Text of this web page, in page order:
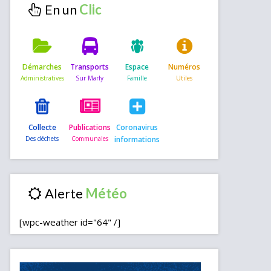
En un
Démarches Transports Espace Numéros
Collecte Publications Coronavirus
informations
Alerte
[wpc-weather id="64" /]